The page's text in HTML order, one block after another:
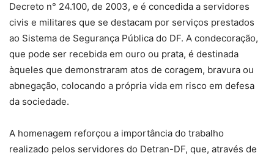
Decreto n° 24.100, de 2003, e é concedida a servidores
civis e militares que se destacam por serviços prestados
ao Sistema de Segurança Pública do DF. A condecoração,
que pode ser recebida em ouro ou prata, é destinada
àqueles que demonstraram atos de coragem, bravura ou
abnegação, colocando a própria vida em risco em defesa
da sociedade.
A homenagem reforçou a importância do trabalho
realizado pelos servidores do Detran-DF, que, através de